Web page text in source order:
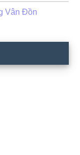
Vân Đồn